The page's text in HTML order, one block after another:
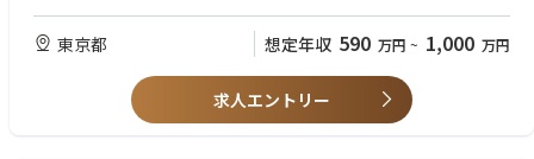
【希望条件】
・マーケティング業務経験
・ チームワークを重視し、他者を尊重できる人物。また業務に懸命に取組
み、成長意欲が高い人物
東京都 想定年収 590 万円 ~ 1,000 万円
求人エントリー